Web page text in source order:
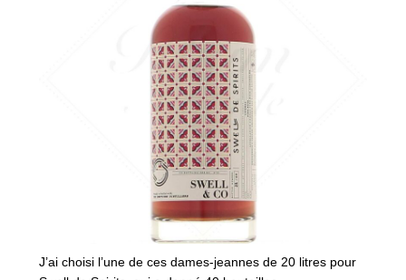
J’ai choisi l’une de ces dames-jeannes de 20 litres pour